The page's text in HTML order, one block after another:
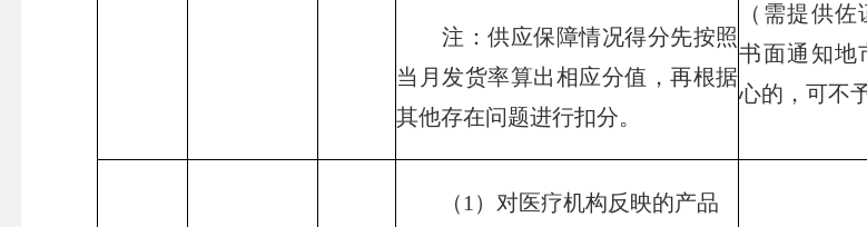
注：供应保障情况得分先按照
当月发货率算出相应分值，再根据
其他存在问题进行扣分。
（需提供
书面通知地
心的，可不
（1）对医疗机构反映的产品